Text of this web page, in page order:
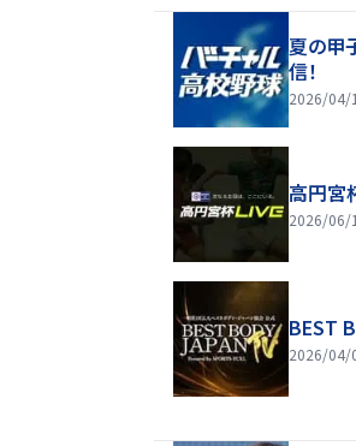
夏の甲
信！
2026/04/
高円宮
2026/06/
BEST
2026/04/